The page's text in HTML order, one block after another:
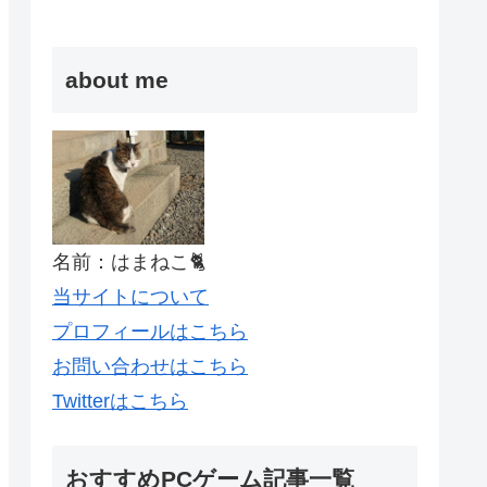
about me
名前：はまねこ🐈
当サイトについて
プロフィールはこちら
お問い合わせはこちら
Twitterはこちら
おすすめPCゲーム記事一覧